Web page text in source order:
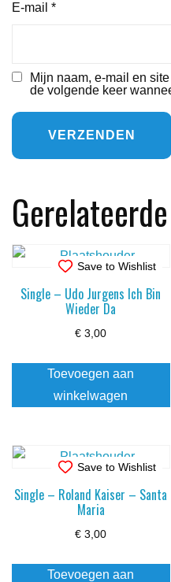
E-mail *
Mijn naam, e-mail en
de volgende keer
Save to Wishlist
Single – Udo Jurgens Ich Bin
Wieder Da
€ 3,00
Toevoegen aan
winkelwagen
Save to Wishlist
Single – Roland Kaiser – Santa
Maria
€ 3,00
Toevoegen aan